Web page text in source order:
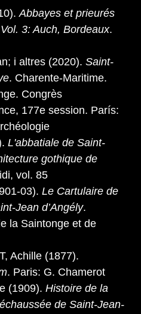
Abbayes et prieurés
3: Auch, Bordeaux.
i altres (2020). Saint-
. Charente-Maritime.
Congrès
177e session. París:
L'abbatiale de Saint-
gothique de
vol. 85
03). Le Cartulaire de
Jean d’Angély.
la Saintonge et de
Achille (1877).
. Paris: G. Chamerot
(1909). Histoire de la
de Saint-Jean-